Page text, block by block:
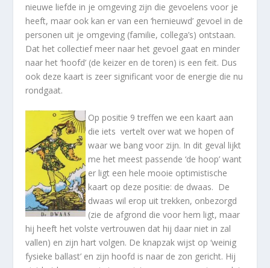
nieuwe liefde in je omgeving zijn die gevoelens voor je
heeft, maar ook kan er van een ‘hernieuwd’ gevoel in de
personen uit je omgeving (familie, collega’s) ontstaan.
Dat het collectief meer naar het gevoel gaat en minder
naar het ‘hoofd’ (de keizer en de toren) is een feit. Dus
ook deze kaart is zeer significant voor de energie die nu
rondgaat.
Op positie 9 treffen we een kaart aan
die iets vertelt over wat we hopen of
waar we bang voor zijn. In dit geval lijkt
me het meest passende ‘de hoop’ want
er ligt een hele mooie optimistische
kaart op deze positie: de dwaas. De
dwaas wil erop uit trekken, onbezorgd
(zie de afgrond die voor hem ligt, maar
hij heeft het volste vertrouwen dat hij daar niet in zal
vallen) en zijn hart volgen. De knapzak wijst op ‘weinig
fysieke ballast’ en zijn hoofd is naar de zon gericht. Hij